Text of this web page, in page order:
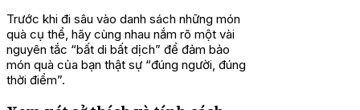
Trước khi đi sâu vào danh sách những món
quà cụ thể, hãy cùng nhau nắm rõ một vài
nguyên tắc “bất di bất dịch” để đảm bảo
món quà của bạn thật sự “đúng người, đúng
thời điểm”.